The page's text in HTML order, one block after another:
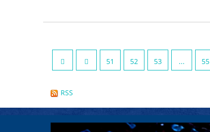
51 52 53 ... 55
RSS